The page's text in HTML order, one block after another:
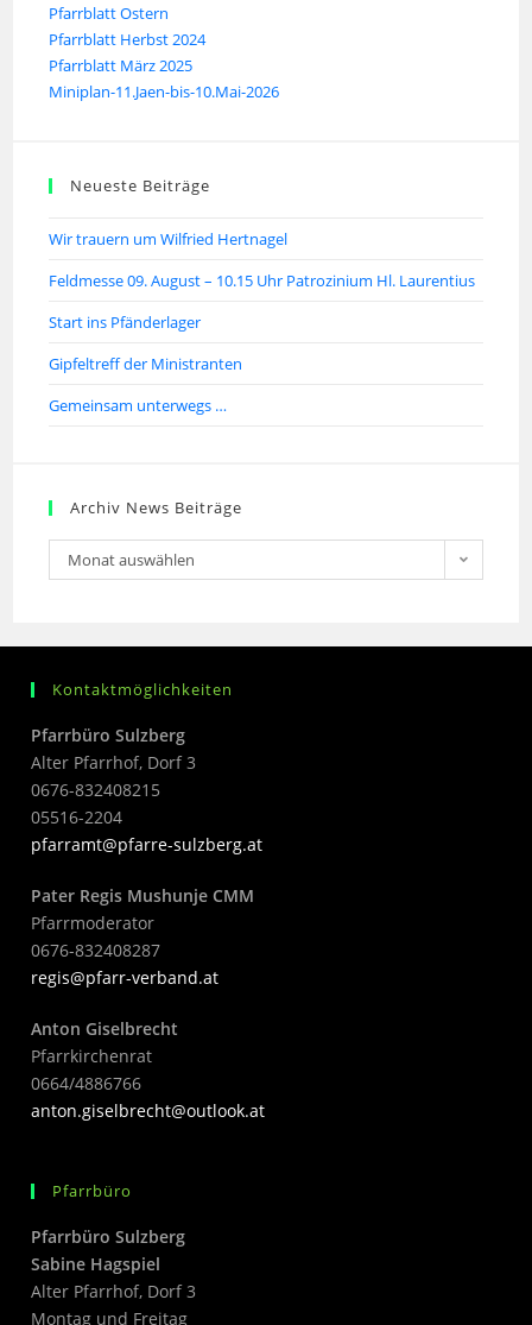
Pfarrblatt Ostern
Pfarrblatt Herbst 2024
Pfarrblatt März 2025
Miniplan-11.Jaen-bis-10.Mai-2026
Neueste Beiträge
Wir trauern um Wilfried Hertnagel
Feldmesse 09. August – 10.15 Uhr Patrozinium Hl. Laurentius
Start ins Pfänderlager
Gipfeltreff der Ministranten
Gemeinsam unterwegs …
Archiv News Beiträge
Monat auswählen
Kontaktmöglichkeiten
Pfarrbüro Sulzberg
Alter Pfarrhof, Dorf 3
0676-832408215
05516-2204
pfarramt@pfarre-sulzberg.at
Pater Regis Mushunje CMM
Pfarrmoderator
0676-832408287
regis@pfarr-verband.at
Anton Giselbrecht
Pfarrkirchenrat
0664/4886766
anton.giselbrecht@outlook.at
Pfarrbüro
Pfarrbüro Sulzberg
Sabine Hagspiel
Alter Pfarrhof, Dorf 3
Montag und Freitag